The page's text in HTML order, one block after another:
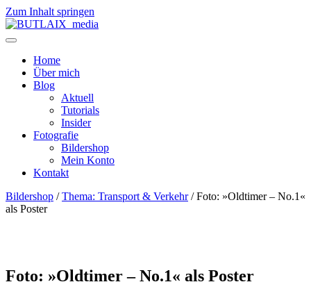
Zum Inhalt springen
Home
Über mich
Blog
Aktuell
Tutorials
Insider
Fotografie
Bildershop
Mein Konto
Kontakt
Bildershop /Thema: Transport & Verkehr/ Foto: »Oldtimer – No.1«
als Poster
Foto: »Oldtimer – No.1« als Poster